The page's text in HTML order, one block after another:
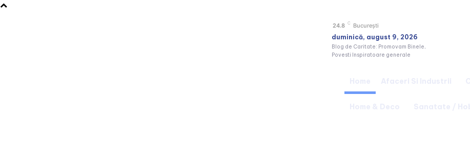
24.8 C București
duminică, august 9, 2026
Blog de Caritate: Promovam Binele,
Povesti Inspiratoare generale